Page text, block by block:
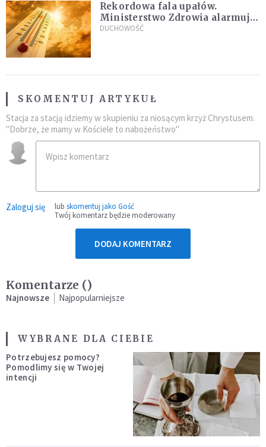
Rekordowa fala upałów.
Ministerstwo Zdrowia alarmuje
po doświadczeniach z czerwca
DUCHOWOŚĆ
SKOMENTUJ ARTYKUŁ
Stacja za stacją idziemy w skupieniu za niosącym krzyż Chrystusem.
"Dobrze, że mamy w Kościele to nabożeństwo"
Zaloguj się lub skomentuj jako Gość
Twój komentarz będzie moderowany
DODAJ KOMENTARZ
Komentarze ()
Najnowsze Najpopularniejsze
WYBRANE DLA CIEBIE
Potrzebujesz pomocy?
Pomodlimy się w Twojej
intencji